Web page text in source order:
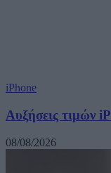
iPhone
Αυξήσεις τιμών
08/08/2026